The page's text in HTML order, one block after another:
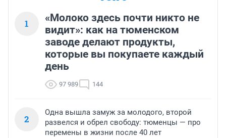
1
«Молоко здесь почти никто не
видит»: как на тюменском
заводе делают продукты,
которые вы покупаете каждый
день
97 989 144
2
Одна вышла замуж за молодого, второй
развелся и обрел свободу: тюменцы — про
перемены в жизни после 40 лет